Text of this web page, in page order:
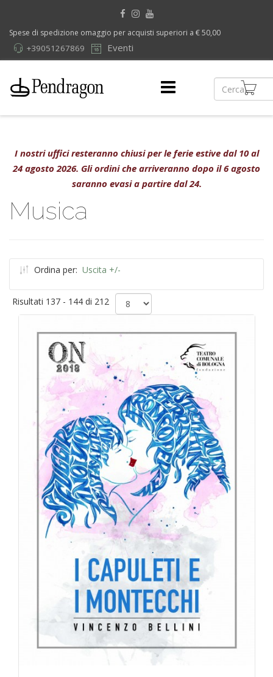
Spese di spedizione omaggio per acquisti superiori a € 50,00
Eventi
+39051267869
I nostri uffici resteranno chiusi per le ferie estive dal 10 al
24 agosto 2026. Gli ordini che arriveranno dopo il 6 agosto
saranno evasi a partire dal 24.
Musica
Ordina per: Uscita +/-
Risultati 137 - 144 di 212